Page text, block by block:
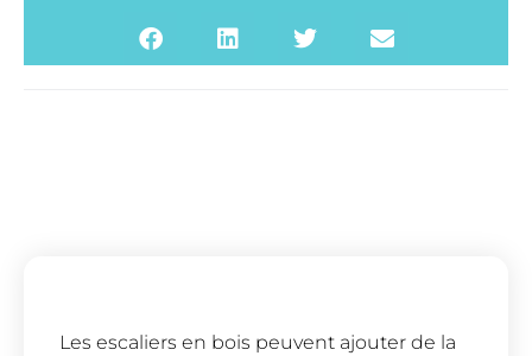
Les escaliers en bois peuvent ajouter de la